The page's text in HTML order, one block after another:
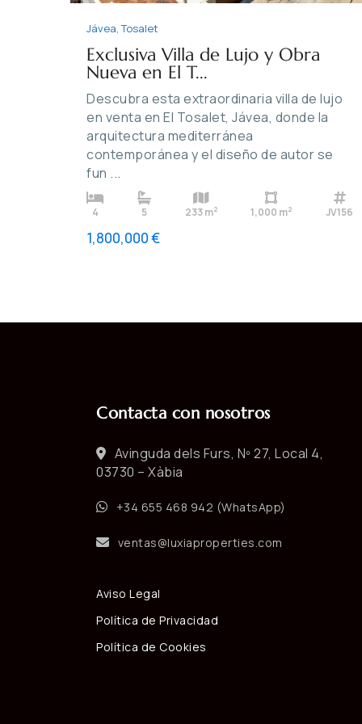
Jávea ,Tosalet
Exclusiva Villa de Lujo y Obra
Nueva en El T...
Descubra esta extraordinaria villa de lujo
en venta en El Tosalet, Jávea, donde la
arquitectura mediterránea
contemporánea y el diseño de autor se
fun ...
4 5 233 m2 1,000 m2 JV156
1,800,000 €
Contacta con nosotros
Avinguda dels Furs, Nº 27, Local 4,
03730 – Xàbia
+34 655 468 942 (WhatsApp)
ventas@luxiaproperties.com
Aviso Legal
Política de Privacidad
Política de Cookies